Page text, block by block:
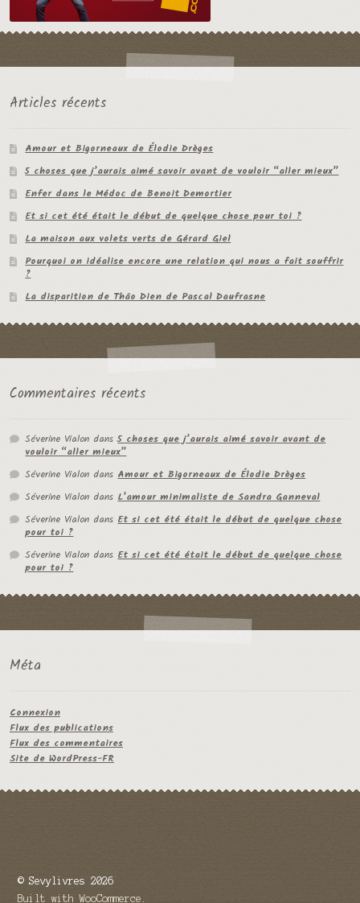
Articles récents
Amour et Bigorneaux de Élodie Drèges
5 choses que j’aurais aimé savoir avant de vouloir “aller mieux”
Enfer dans le Médoc de Benoit Demortier
Et si cet été était le début de quelque chose pour toi ?
La maison aux volets verts de Gérard Giel
Pourquoi on idéalise encore une relation qui nous a fait souffrir
?
La disparition de Thâo Dien de Pascal Daufrasne
Commentaires récents
Séverine Vialon dans5 choses que j’aurais aimé savoir avant de
vouloir “aller mieux”
Séverine Vialon dansAmour et Bigorneaux de Élodie Drèges
Séverine Vialon dansL’amour minimaliste de Sandra Ganneval
Séverine Vialon dansEt si cet été était le début de quelque chose
pour toi ?
Séverine Vialon dansEt si cet été était le début de quelque chose
pour toi ?
Méta
Connexion
Flux des publications
Flux des commentaires
Site de WordPress-FR
© Sevylivres 2026
Built with WooCommerce